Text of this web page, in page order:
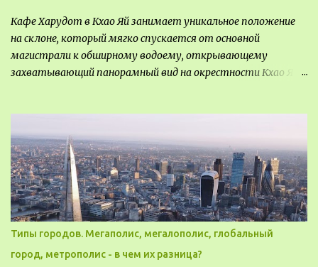
Кафе Харудот в Кхао Яй занимает уникальное положение
на склоне, который мягко спускается от основной
магистрали к обширному водоему, открывающему
захватывающий панорамный вид на окрестности Кхао Яй.
могли бы свободно попасть, не заходя в само заведение.
Типы городов. Мегаполис, мегалополис, глобальный
город, метрополис - в чем их разница?